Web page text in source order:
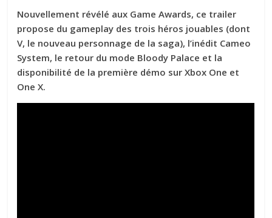
Nouvellement révélé aux Game Awards, ce trailer
propose du gameplay des trois héros jouables (dont
V, le nouveau personnage de la saga), l’inédit Cameo
System, le retour du mode Bloody Palace et la
disponibilité de la première démo sur Xbox One et
One X.